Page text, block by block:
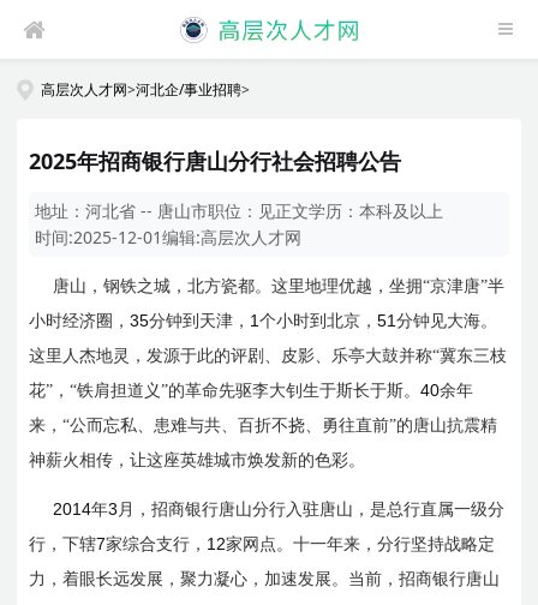
高层次人才网>河北企/事业招聘>
2025年招商银行唐山分行社会招聘公告
地址：河北省 -- 唐山市职位： 见正文学历：本科及以上
时间:2025-12-01编辑:高层次人才网
唐山，钢铁之城，北方瓷都。这里地理优越，坐拥“京津唐”半
小时经济圈，35分钟到天津， 1个小时到北京，51分钟见大海。
这里人杰地灵，发源于此的评剧、皮影、乐亭大鼓并称“冀东三枝
花”，“铁肩担道义”的革命先驱李大钊生于斯长于斯。40余年
来，“公而忘私、患难与共、百折不挠、勇往直前”的唐山抗震精
神薪火相传，让这座英雄城市焕发新的色彩。
2014年3 月，招商银行唐山分行入驻唐山，是总行直属一级分
行，下辖7家综合支行， 12家网点。十一年来，分行坚持战略定
力，着眼长远发展，聚力凝心，加速发展。当前，招商银行唐山